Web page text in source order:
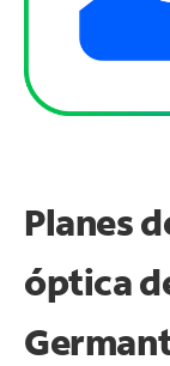
Planes
óptica